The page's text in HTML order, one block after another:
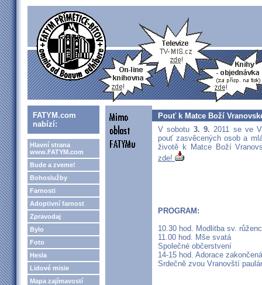
FATYM.com
nabízí:
Hlavní strana
www.FATYM.com
Bude a zveme!
Bohoslužby
Farnosti
Adoptivní farnost
Zpravodaj
Bylo
Foto
Hesla
Lidové misie
Mapa zajímavostí
Pouť k Matce Boží
V sobotu 3. 9.2011 se ve
pouť zasvěcených osob a
životě k Matce Boží
zde!
PROGRAM:
10.30 hod. Modlitba sv.
11.00 hod. Mše svatá
Společné občerstvení
14-15 hod. Adorace
Srdečně zvou Vranovští